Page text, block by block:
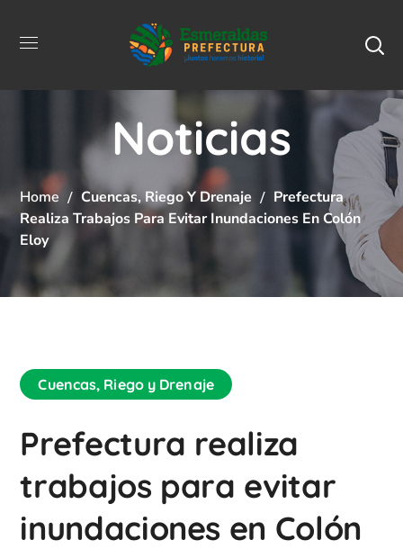
Noticias
Home Cuencas, Riego Y Drenaje
Prefectura
Realiza Trabajos Para Evitar Inundaciones En Colón
Eloy
Cuencas, Riego y Drenaje
Prefectura realiza
trabajos para evitar
inundaciones en Colón